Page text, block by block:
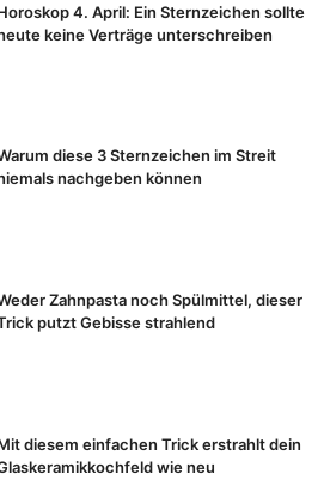
4. April: Ein Sternzeichen sollte
keine Verträge unterschreiben
diese 3 Sternzeichen im Streit
nachgeben können
Zahnpasta noch Spülmittel, dieser
putzt Gebisse strahlend
diesem einfachen Trick erstrahlt dein
wie neu